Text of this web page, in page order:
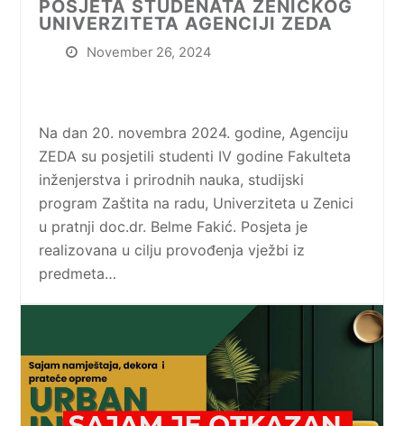
POSJETA STUDENATA ZENIČKOG
UNIVERZITETA AGENCIJI ZEDA
November 26, 2024
Na dan 20. novembra 2024. godine, Agenciju
ZEDA su posjetili studenti IV godine Fakulteta
inženjerstva i prirodnih nauka, studijski
program Zaštita na radu, Univerziteta u Zenici
u pratnji doc.dr. Belme Fakić. Posjeta je
realizovana u cilju provođenja vježbi iz
predmeta…